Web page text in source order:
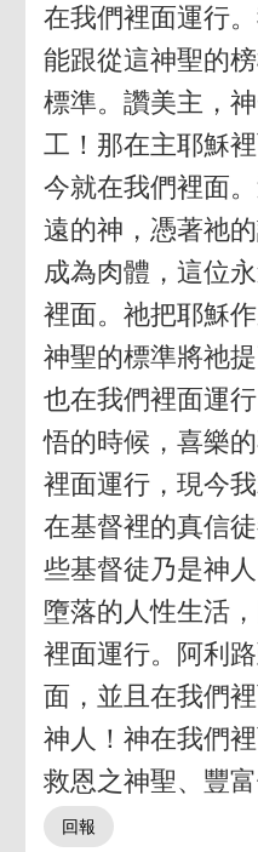
在我們裡面運行
能跟從這神聖的
標準。讚美主，
工！那在主耶穌
今就在我們裡面
遠的神，憑著祂
成為肉體，這位
裡面。祂把耶穌
神聖的標準將祂
也在我們裡面運
悟的時候，喜樂
裡面運行，現今
在基督裡的真信
些基督徒乃是神
墮落的人性生活
裡面運行。阿利
面，並且在我們
神人！神在我們
救恩之神聖、豐